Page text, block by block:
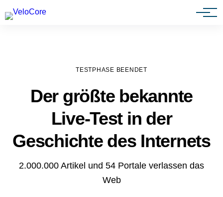
Agenturen & Webdesigner
TESTPHASE BEENDET
Der größte bekannte
Live-Test in der
Geschichte des Internets
2.000.000 Artikel und 54 Portale verlassen das
Web